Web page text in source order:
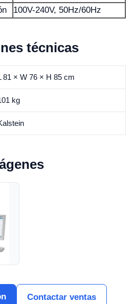
100V-240V, 50Hz/60Hz
técnicas
81 × W 76 × H 85 cm
kg
Contactar ventas